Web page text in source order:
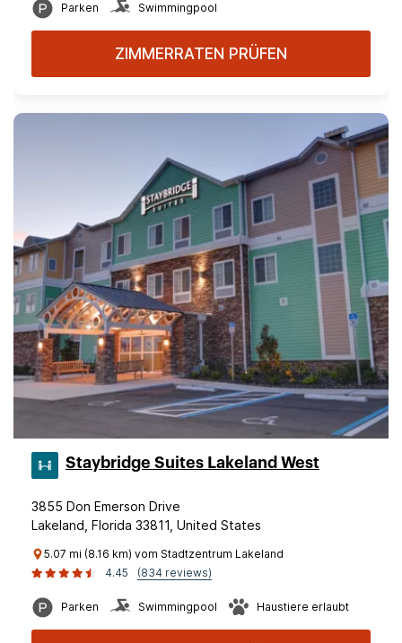
Parken Swimmingpool
ZIMMERRATEN PRÜFEN
Staybridge Suites Lakeland West
3855 Don Emerson Drive
Lakeland, Florida 33811, United States
5.07 mi (8.16 km) vom Stadtzentrum Lakeland
4.45
(834 reviews)
Parken Swimmingpool Haustiere erlaubt